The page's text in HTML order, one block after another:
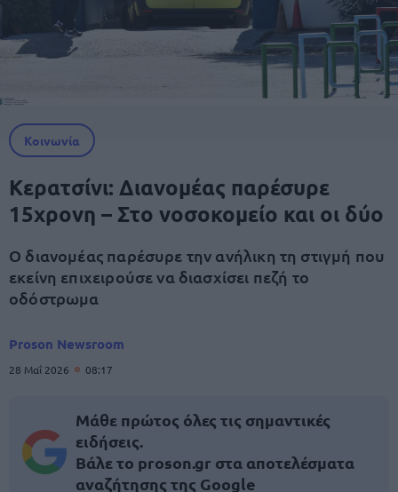
Κοινωνία
Κερατσίνι: Διανομέας παρέσυρε
15χρονη – Στο νοσοκομείο και οι δύο
Ο διανομέας παρέσυρε την ανήλικη τη στιγμή που
εκείνη επιχειρούσε να διασχίσει πεζή το
οδόστρωμα
Proson Newsroom
28 Μαΐ 2026 08:17
Μάθε πρώτος όλες τις σημαντικές
ειδήσεις.
Βάλε το proson.gr στα αποτελέσματα
αναζήτησης της Google